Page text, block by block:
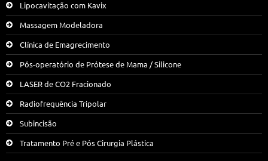
Lipocavitação com Kavix
Massagem Modeladora
Clínica de Emagrecimento
Pós-operatório de Prótese de Mama / Silicone
LASER de CO2 Fracionado
Radiofrequência Tripolar
Subincisão
Tratamento Pré e Pós Cirurgia Plástica